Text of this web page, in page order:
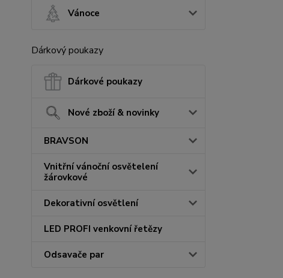
Vánoce
Dárkový poukazy
Dárkové poukazy
Nové zboží & novinky
BRAVSON
Vnitřní vánoční osvětelení
žárovkové
Dekorativní osvětlení
LED PROFI venkovní řetězy
Odsavače par